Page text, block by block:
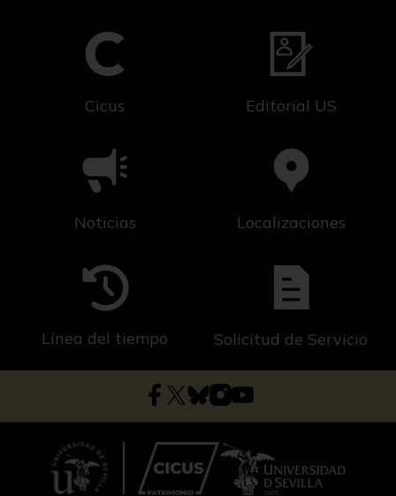
Cicus Editorial US
Noticias Localizaciones
Línea del tiempo Solicitud de Servicio